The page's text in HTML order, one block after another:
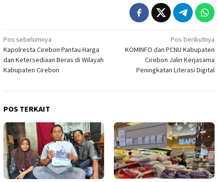
Navigasi
pos
Pos sebelumnya
Kapolresta Cirebon Pantau Harga
dan Ketersediaan Beras di Wilayah
Kabupaten Cirebon
Pos berikutnya
KOMINFO dan PCNU Kabupaten
Cirebon Jalin Kerjasama
Peningkatan Literasi Digital
POS TERKAIT